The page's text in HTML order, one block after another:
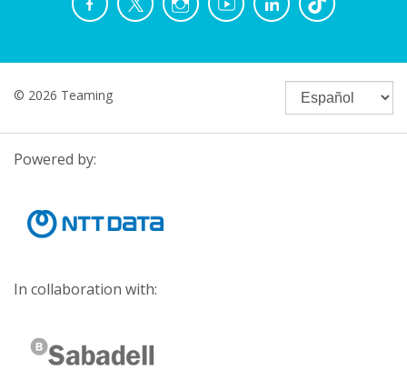
© 2026 Teaming
Powered by:
In collaboration with: